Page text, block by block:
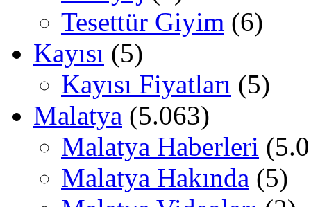
Tesettür Giyim (6)
Kayısı (5)
Kayısı Fiyatları (5)
Malatya (5.063)
Malatya Haberleri
Malatya Hakında (5)